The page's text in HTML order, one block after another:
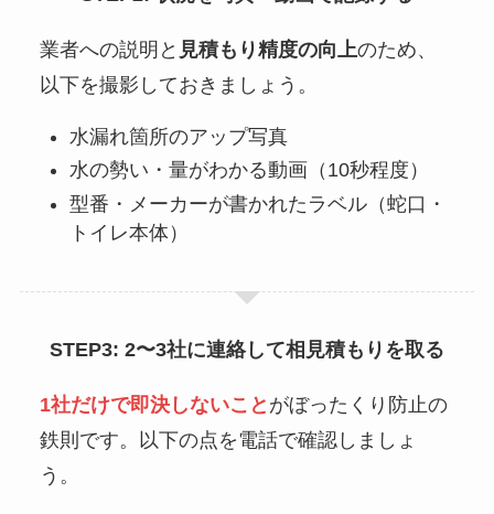
業者への説明と 見積もり精度の向上のため、
以下を撮影しておきましょう。
水漏れ箇所のアップ写真
水の勢い・量がわかる動画（10秒程度）
型番・メーカーが書かれたラベル（蛇口・
トイレ本体）
STEP3: 2〜3社に連絡して相見積もりを取る
1社だけで即決しないこと がぼったくり防止の
鉄則です。以下の点を電話で確認しましょ
う。